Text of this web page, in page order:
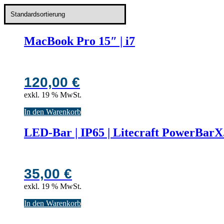
MacBook Pro 15″ | i7
120,00 €
exkl. 19 % MwSt.
In den Warenkorb
LED-Bar | IP65 | Litecraft
35,00 €
exkl. 19 % MwSt.
In den Warenkorb